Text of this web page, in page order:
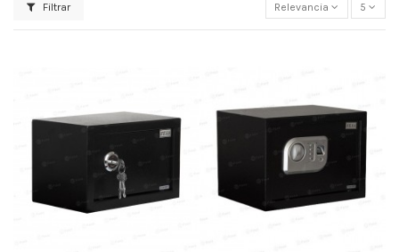
Filtrar Relevancia 5